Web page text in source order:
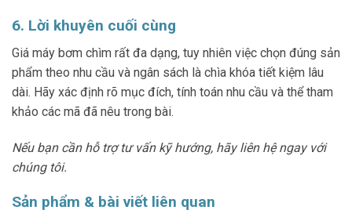
6. Lời khuyên cuối cùng
Giá máy bơm chìm rất đa dạng, tuy nhiên việc chọn đúng sản
phẩm theo nhu cầu và ngân sách là chìa khóa tiết kiệm lâu
dài. Hãy xác định rõ mục đích, tính toán nhu cầu và thể tham
khảo các mã đã nêu trong bài.
Nếu bạn cần hỗ trợ tư vấn kỹ hướng, hãy liên hệ ngay với
chúng tôi.
Sản phẩm & bài viết liên quan